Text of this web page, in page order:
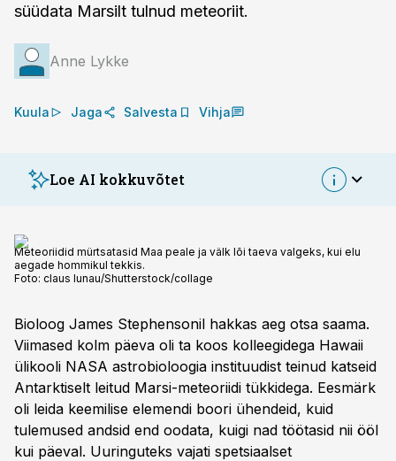
süüdata Marsilt tulnud meteoriit.
Anne Lykke
Kuula Jaga Salvesta Vihja
Loe AI kokkuvõtet
Meteoriidid mürtsatasid Maa peale ja välk lõi taeva valgeks, kui elu
aegade hommikul tekkis.
Foto: claus lunau/Shutterstock/collage
Bioloog James Stephensonil hakkas aeg otsa saama.
Viimased kolm päeva oli ta koos kolleegidega Hawaii
ülikooli NASA astrobioloogia instituudist teinud katseid
Antarktiselt leitud Marsi-meteoriidi tükkidega. Eesmärk
oli leida keemilise elemendi boori ühendeid, kuid
tulemused andsid end oodata, kuigi nad töötasid nii ööl
kui päeval. Uuringuteks vajati spetsiaalset